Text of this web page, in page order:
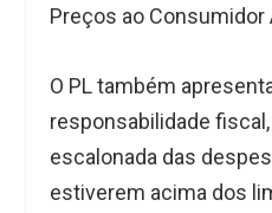
Preços ao Consumidor
O PL também
responsabilidade
escalonada das
estiverem acima dos